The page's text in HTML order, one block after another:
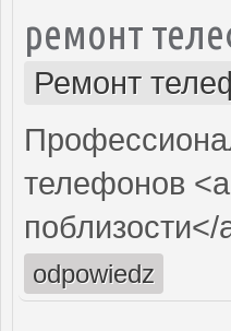
ремонт
Ремонт
телефонов
поблизости</
odpowiedz